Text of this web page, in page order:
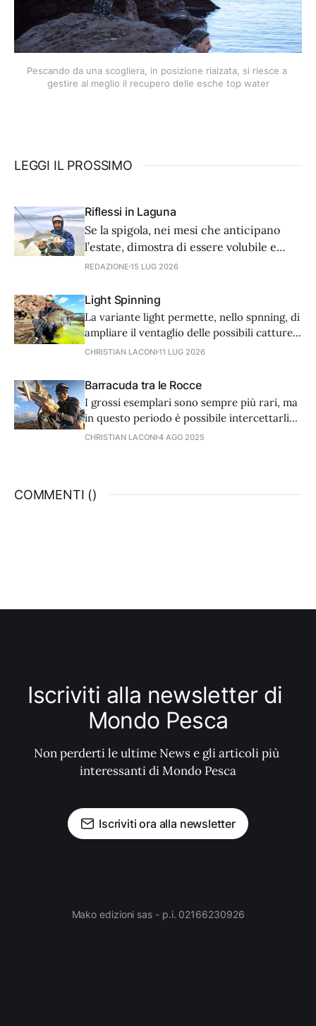
Pescando da una scogliera, in posizione rialzata, si riesce a
gestire al meglio il recupero delle esche top water
LEGGI IL PROSSIMO
Riflessi in Laguna
Se la spigola, nei mesi che anticipano
l’estate, dimostra di essere volubile e
lunatica, noi non dobbiamo esser da
nostra tecnica. Ecco come affronta una
giornata di spinning alla spigola Sergio
Tarantola, appassionato e esperto di
questa tecnica.
REDAZIONE 15 LUG 2026
Light Spinning
La variante light permette, nello spnning, di
ampliare il ventaglio delle possibili catture
in modo quasi infinito, rendendo questo
per la prima volta alla pesca con gli
artificiali.
CHRISTIAN LACONI 11 LUG 2026
Barracuda tra le Rocce
I grossi esemplari sono sempre più rari, ma
in questo periodo è possibile intercettarli
dalle scogliere che si affacciano su spot con
dei big barracuda.
CHRISTIAN LACONI 4 AGO 2025
COMMENTI ()
Iscriviti alla newsletter di
Mondo Pesca
Non perderti le ultime News e gli articoli più
interessanti di Mondo Pesca
Iscriviti ora alla newsletter
Mako edizioni sas - p.i. 02166230926